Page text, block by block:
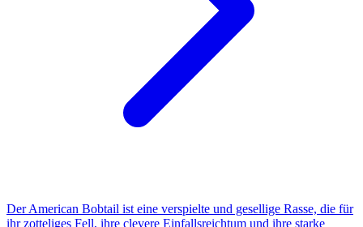
Der American Bobtail ist eine verspielte und gesellige Rasse, die für
ihr zotteliges Fell, ihre clevere Einfallsreichtum und ihre starke